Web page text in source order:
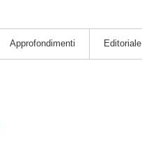
Approfondimenti Editoriale